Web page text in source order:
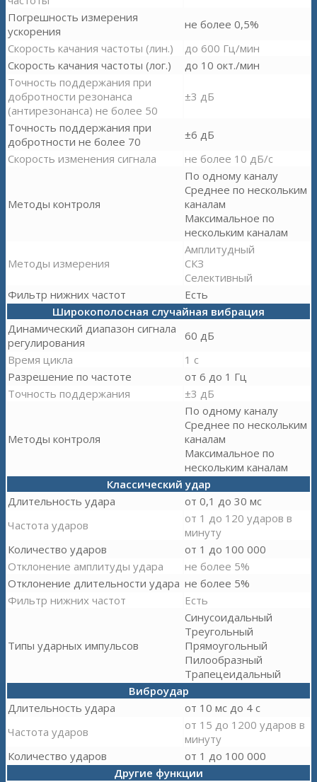
Погрешность измерения
ускорения
не более 0,5%
Скорость качания частоты (лин.)
до 600 Гц/мин
Скорость качания частоты (лог.)
до 10 окт./мин
Точность поддержания при
добротности резонанса
(антирезонанса) не более 50
±3 дБ
Точность поддержания при
добротности не более 70
±6 дБ
Скорость изменения сигнала
не более 10 дБ/с
Методы контроля
По одному каналу
Среднее по нескольким
каналам
Максимальное по
нескольким каналам
Методы измерения
Амплитудный
СКЗ
Селективный
Фильтр нижних частот
Есть
Широкополосная случайная вибрация
Динамический диапазон сигнала
регулирования
60 дБ
Время цикла
1 с
Разрешение по частоте
от 6 до 1 Гц
Точность поддержания
±3 дБ
Методы контроля
По одному каналу
Среднее по нескольким
каналам
Максимальное по
нескольким каналам
Классический удар
Длительность удара
от 0,1 до 30 мс
Частота ударов
от 1 до 120 ударов в
минуту
Количество ударов
от 1 до 100 000
Отклонение амплитуды удара
не более 5%
Отклонение длительности удара не более 5%
Фильтр нижних частот
Есть
Типы ударных импульсов
Синусоидальный
Треугольный
Прямоугольный
Пилообразный
Трапецеидальный
Виброудар
Длительность удара
от 10 мс до 4 с
Частота ударов
от 15 до 1200 ударов в
минуту
Количество ударов
от 1 до 100 000
Другие функции